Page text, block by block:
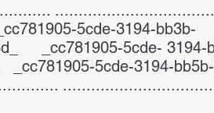
5cde-3194-bb3b-
_cc781905-5cde- 3194-
5cde-3194-